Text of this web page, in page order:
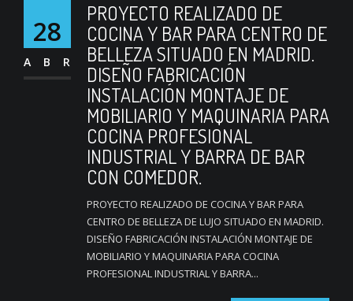
28
ABR
PROYECTO REALIZADO DE
COCINA Y BAR PARA CENTRO DE
BELLEZA SITUADO EN MADRID.
DISEÑO FABRICACIÓN
INSTALACIÓN MONTAJE DE
MOBILIARIO Y MAQUINARIA PARA
COCINA PROFESIONAL
INDUSTRIAL Y BARRA DE BAR
CON COMEDOR.
PROYECTO REALIZADO DE COCINA Y BAR PARA
CENTRO DE BELLEZA DE LUJO SITUADO EN MADRID.
DISEÑO FABRICACIÓN INSTALACIÓN MONTAJE DE
MOBILIARIO Y MAQUINARIA PARA COCINA
PROFESIONAL INDUSTRIAL Y BARRA...